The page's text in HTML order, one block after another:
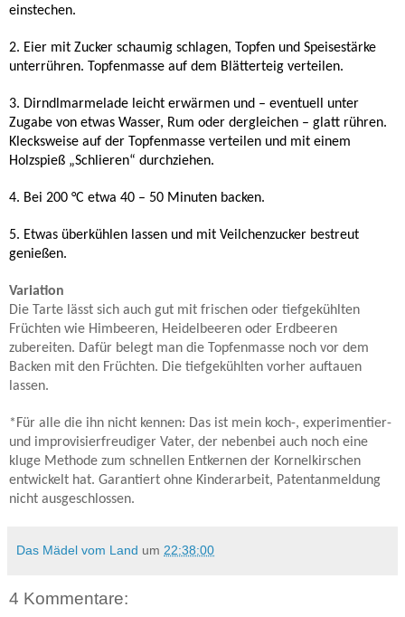
einstechen.
2. Eier mit Zucker schaumig schlagen, Topfen und Speisestärke
unterrühren. Topfenmasse auf dem Blätterteig verteilen.
3. Dirndlmarmelade leicht erwärmen und – eventuell unter
Zugabe von etwas Wasser, Rum oder dergleichen – glatt rühren.
Klecksweise auf der Topfenmasse verteilen und mit einem
Holzspieß „Schlieren“ durchziehen.
4. Bei 200 °C etwa 40 – 50 Minuten backen.
5. Etwas überkühlen lassen und mit Veilchenzucker bestreut
genießen.
Variation
Die Tarte lässt sich auch gut mit frischen oder tiefgekühlten
Früchten wie Himbeeren, Heidelbeeren oder Erdbeeren
zubereiten. Dafür belegt man die Topfenmasse noch vor dem
Backen mit den Früchten. Die tiefgekühlten vorher auftauen
lassen.
*Für alle die ihn nicht kennen: Das ist mein koch-, experimentier-
und improvisierfreudiger Vater, der nebenbei auch noch eine
kluge Methode zum schnellen Entkernen der Kornelkirschen
entwickelt hat. Garantiert ohne Kinderarbeit, Patentanmeldung
nicht ausgeschlossen.
Das Mädel vom Land um 22:38:00
4 Kommentare: